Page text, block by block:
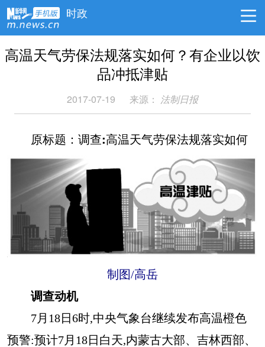
时政
高温天气劳保法规落实如何？有企业以饮
品冲抵津贴
2017-07-19 来源： 法制日报
原标题：调查:高温天气劳保法规落实如何
制图/高岳
调查动机
7月18日6时,中央气象台继续发布高温橙色
预警:预计7月18日白天,内蒙古大部、吉林西部、